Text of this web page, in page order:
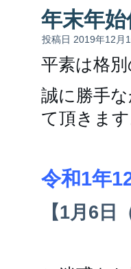
年末年
投稿日 2019年12月
平素は格
誠に勝手
て頂きます
令和1年
【1月6